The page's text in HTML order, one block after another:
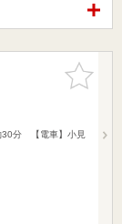
お気に入
りに追加
30分 【電車】小見